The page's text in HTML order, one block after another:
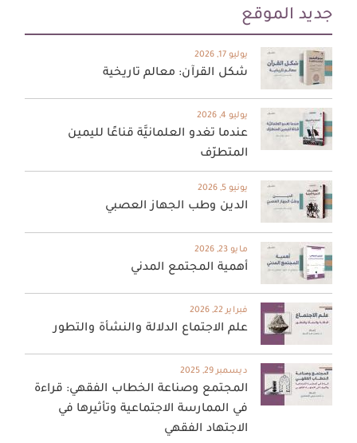
جديد الموقع
يوليو 17, 2026
شكل القرآن: معالم تاريخية
يوليو 4, 2026
عندما تغدو العلمانيَّة قناعًا لليمين
المتطرّف
يونيو 5, 2026
الدين وطب الجهاز العصبي
مايو 23, 2026
أهمية المجتمع المدني
فبراير 22, 2026
علم الاجتماع الدلالة والنشأة والتطور
ديسمبر 29, 2025
المجتمع وصناعة الخطاب الفقهي: قراءة
في الممارسة الاجتماعية وتأثيرها في
الاجتهاد الفقهي